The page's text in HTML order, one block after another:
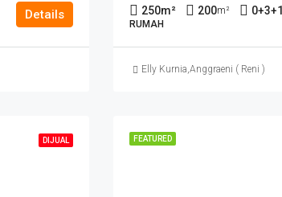
Details 250m² 200m² 0+3+1
RUMAH
Elly Kurnia,Anggraeni ( Reni )
DIJUAL FEATURED